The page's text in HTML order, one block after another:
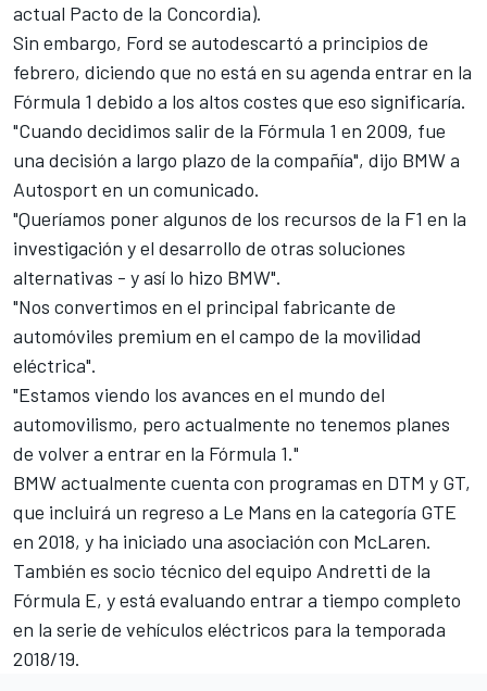
actual Pacto de la Concordia).
Sin embargo, Ford se autodescartó a principios de
febrero, diciendo que no está en su agenda entrar en la
Fórmula 1 debido a los altos costes que eso significaría.
"Cuando decidimos salir de la Fórmula 1 en 2009, fue
una decisión a largo plazo de la compañía", dijo BMW a
Autosport en un comunicado.
"Queríamos poner algunos de los recursos de la F1 en la
investigación y el desarrollo de otras soluciones
alternativas - y así lo hizo BMW".
"Nos convertimos en el principal fabricante de
automóviles premium en el campo de la movilidad
eléctrica".
"Estamos viendo los avances en el mundo del
automovilismo, pero actualmente no tenemos planes
de volver a entrar en la Fórmula 1."
BMW actualmente cuenta con programas en DTM y GT,
que incluirá un regreso a Le Mans en la categoría GTE
en 2018, y ha iniciado una asociación con McLaren.
También es socio técnico del equipo Andretti de la
Fórmula E, y está evaluando entrar a tiempo completo
en la serie de vehículos eléctricos para la temporada
2018/19.